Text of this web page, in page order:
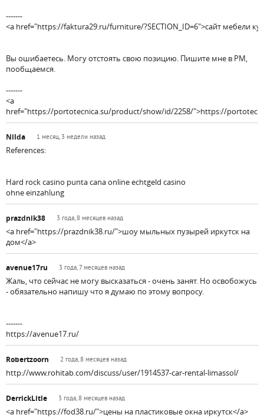
-------
<a href="https://faktura29.ru/furniture/?SECTION_ID=6">сайт мебели
Вы ошибаетесь. Могу отстоять свою позицию. Пишите мне в PM,
пообщаемся.
-------
<a
href="https://portotecnica.su/product/show/id/2258/">https://
Nilda 1 месяц, 3 недели назад
References:
Hard rock casino punta cana online echtgeld casino
ohne einzahlung
prazdnik38 3 года, 8 месяцев назад
<a href="https://prazdnik38.ru/">шоу мыльных пузырей иркутск на
дом</a>
avenue17ru 3 года, 7 месяцев назад
Жаль, что сейчас не могу высказаться - очень занят. Но освобожусь
- обязательно напишу что я думаю по этому вопросу.
-------
https://avenue17.ru/
Robertzoorn 2 года, 8 месяцев назад
http://www.rohitab.com/discuss/user/1914537-car-rental-limassol/
DerrickLitle 3 года, 8 месяцев назад
<a href="https://fod38.ru/">цены на пластиковые окна иркутск</a>